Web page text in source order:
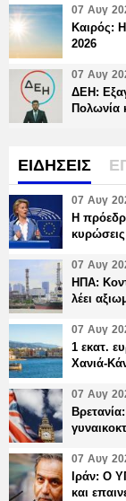
07 Αυγ
Καιρός:
2026
07 Αυγ
ΔΕΗ:
Πολωνία
ΕΙΔΗΣΕΙΣ
07 Αυγ
Η
07 Αυγ
ΗΠΑ:
λέει
07 Αυγ
1 εκατ.
Χανιά-
07 Αυγ
07 Αυγ
Ιράν: Ο
και